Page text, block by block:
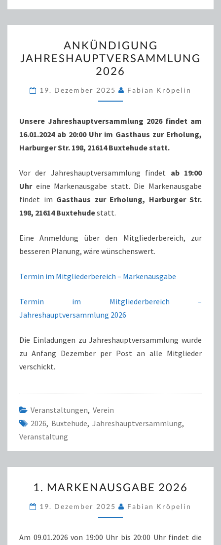
2026
ANKÜNDIGUNG
JAHRESHAUPTVERSAMMLUNG
2026
19. Dezember 2025 Fabian Kröpelin
Unsere Jahreshauptversammlung 2026 findet am
16.01.2024 ab 20:00 Uhr im Gasthaus zur Erholung,
Harburger Str. 198, 21614 Buxtehude statt.
Vor der Jahreshauptversammlung findet ab 19:00
Uhreine Markenausgabe statt. Die Markenausgabe
findet im Gasthaus zur Erholung, Harburger Str.
198, 21614 Buxtehudestatt.
Eine Anmeldung über den Mitgliederbereich, zur
besseren Planung, wäre wünschenswert.
Termin im Mitgliederbereich – Markenausgabe
Termin im Mitgliederbereich –
Jahreshauptversammlung 2026
Die Einladungen zu Jahreshauptversammlung wurde
zu Anfang Dezember per Post an alle Mitglieder
verschickt.
Veranstaltungen, Verein
2026, Buxtehude, Jahreshauptversammlung,
Veranstaltung
MARKENAUSGABE
2026
1. MARKENAUSGABE 2026
19. Dezember 2025 Fabian Kröpelin
Am 09.01.2026 von 19:00 Uhr bis 20:00 Uhr findet die